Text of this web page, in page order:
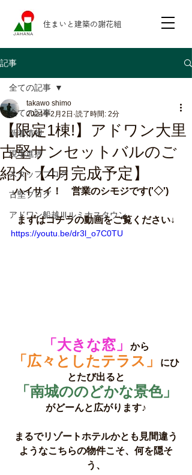
住まいと建築の謝花組
記事
全ての記事
新着情報
現場進捗
スタッフブログ
古堅ブログ
アドワン船越Ⅲルミナスタウン
全ての記事
【限定1棟!】アドワン大里
古堅サンセットバルのご
紹介【4月完成予定】
takawo shimo
2024年2月2日 読了時間: 2分
ハイサイ！　営業のシモジです('◇')ゞ
まずはコチラの動画をご覧ください↓
https://youtu.be/dr3l_o7C0TU
「大きな窓」 から
「広々としたテラス」
にひ
とたび出ると
「南城ののどかな景色」
がどーんと広がります♪
まるでリゾートホテルかとも見間違う
ようなこちらの物件こそ、何を隠そ
う、